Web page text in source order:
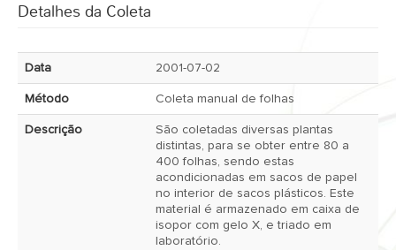
Atlas 2.1
Estatísticas
Detalhes da Coleta
Data 2001-07-02
Método Coleta manual de folhas
Descrição
São coletadas diversas plantas
distintas, para se obter entre 80 a
400 folhas, sendo estas
acondicionadas em sacos de papel
no interior de sacos plásticos. Este
material é armazenado em caixa de
isopor com gelo X, e triado em
laboratório.